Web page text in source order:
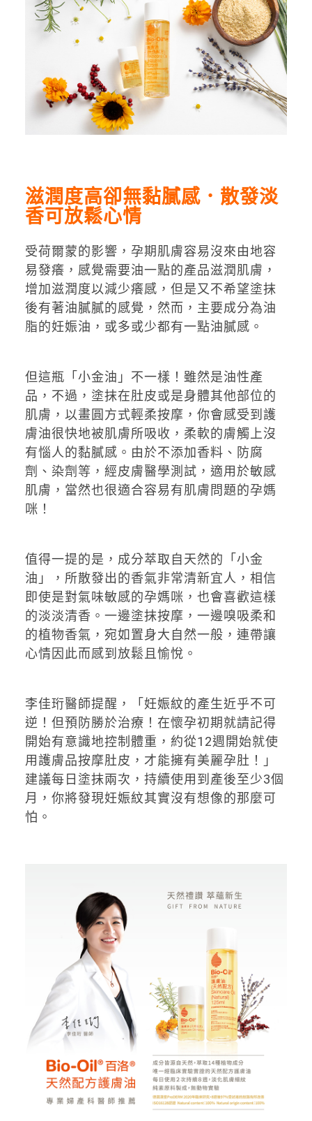
滋潤度高卻無黏膩感．散發淡
香可放鬆心情
受荷爾蒙的影響，孕期肌膚容易沒來由地容
易發癢，感覺需要油一點的產品滋潤肌膚，
增加滋潤度以減少癢感，但是又不希望塗抹
後有著油膩膩的感覺，然而，主要成分為油
脂的妊娠油，或多或少都有一點油膩感。
但這瓶「小金油」不一樣！雖然是油性產
品，不過，塗抹在肚皮或是身體其他部位的
肌膚，以畫圓方式輕柔按摩，你會感受到護
膚油很快地被肌膚所吸收，柔軟的膚觸上沒
有惱人的黏膩感。由於不添加香料、防腐
劑、染劑等，經皮膚醫學測試，適用於敏感
肌膚，當然也很適合容易有肌膚問題的孕媽
咪！
值得一提的是，成分萃取自天然的「小金
油」，所散發出的香氣非常清新宜人，相信
即使是對氣味敏感的孕媽咪，也會喜歡這樣
的淡淡清香。一邊塗抹按摩，一邊嗅吸柔和
的植物香氣，宛如置身大自然一般，連帶讓
心情因此而感到放鬆且愉悅。
李佳珩醫師提醒，「妊娠紋的產生近乎不可
逆！但預防勝於治療！在懷孕初期就請記得
開始有意識地控制體重，約從12週開始就使
用護膚品按摩肚皮，才能擁有美麗孕肚！」
建議每日塗抹兩次，持續使用到產後至少3個
月，你將發現妊娠紋其實沒有想像的那麼可
怕。